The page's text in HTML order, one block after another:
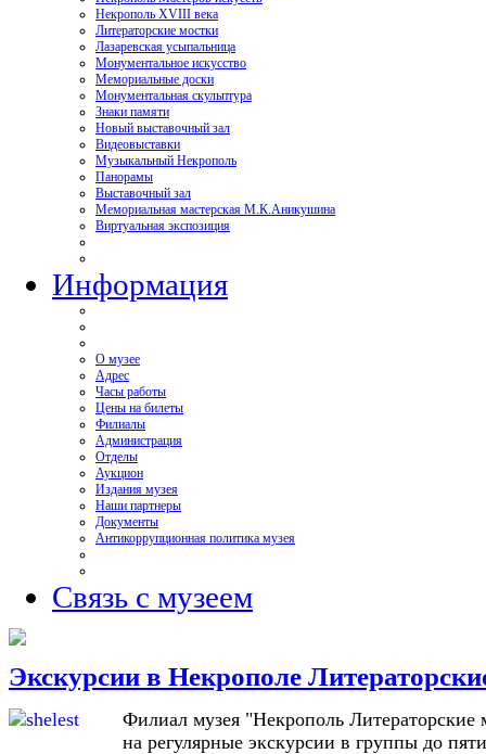
Некрополь XVIII века
Литераторские мостки
Лазаревская усыпальница
Монументальное искусство
Мемориальные доски
Монументальная скульптура
Знаки памяти
Новый выставочный зал
Видеовыставки
Музыкальный Некрополь
Панорамы
Выставочный зал
Мемориальная мастерская М.К.Аникушина
Виртуальная экспозиция
Информация
О музее
Адрес
Часы работы
Цены на билеты
Филиалы
Администрация
Отделы
Аукцион
Издания музея
Наши партнеры
Документы
Антикоррупционная политика музея
Связь с музеем
Экскурсии в Некрополе
Филиал музея "Некрополь Литераторские
на регулярные экскурсии в группы до